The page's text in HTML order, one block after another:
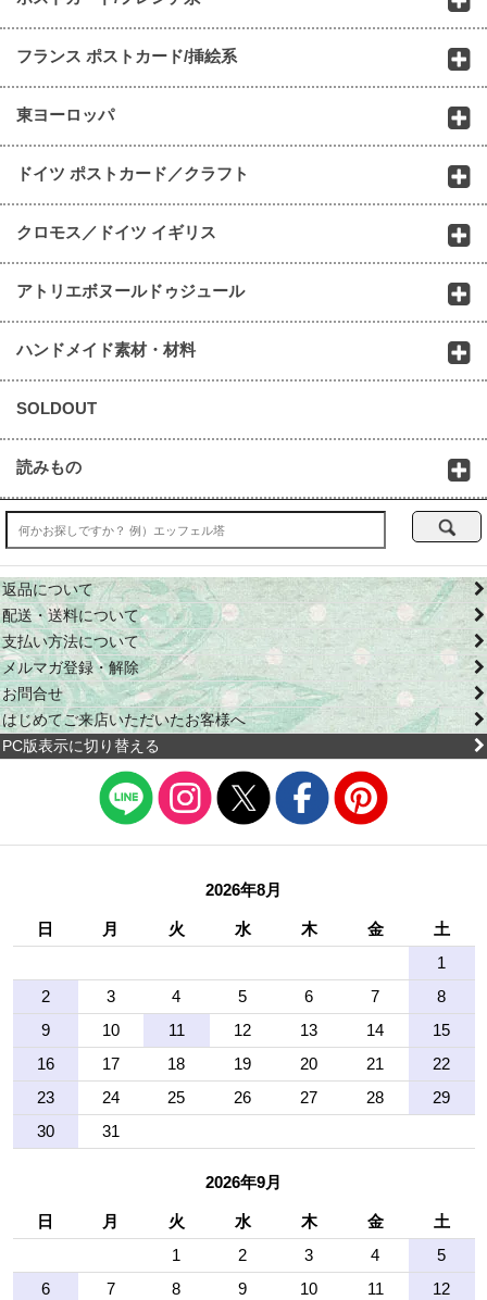
フランス ポストカード/挿絵系
東ヨーロッパ
ドイツ ポストカード／クラフト
クロモス／ドイツ イギリス
アトリエボヌールドゥジュール
ハンドメイド素材・材料
SOLDOUT
読みもの
返品について
配送・送料について
支払い方法について
メルマガ登録・解除
お問合せ
はじめてご来店いただいたお客様へ
PC版表示に切り替える
2026年8月
日 月 火 水 木 金
土
1
2
3 4 5 6 7
8
9
10 11 12 13 14
15
16
17 18 19 20 21
22
23
24 25 26 27 28
29
30
31
2026年9月
日 月 火 水 木 金
土
1
2 3 4
5
6
7 8 9 10 11
12